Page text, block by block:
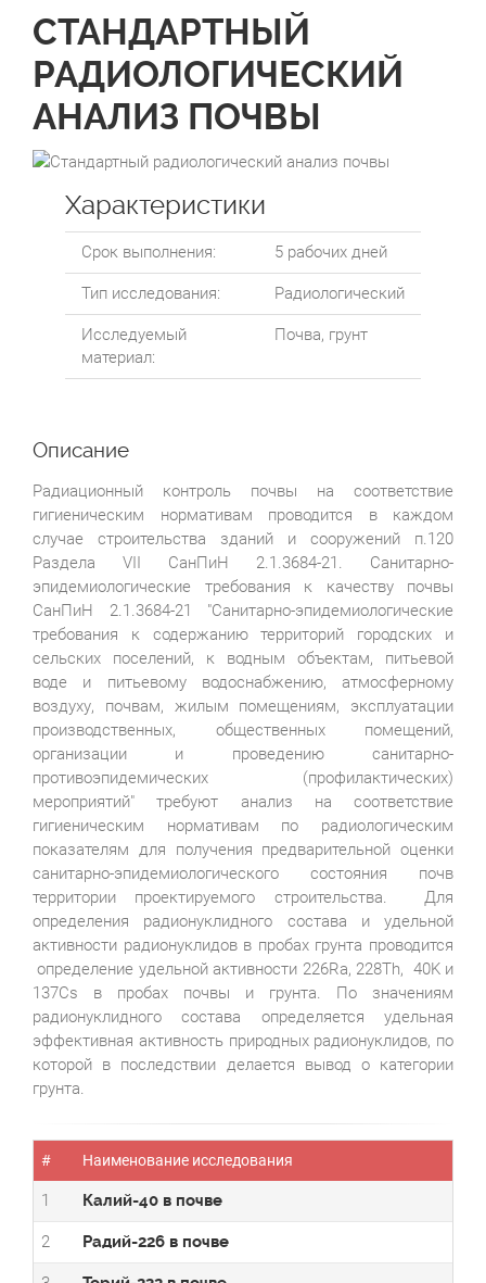
СТАНДАРТНЫЙ
РАДИОЛОГИЧЕСКИЙ
АНАЛИЗ ПОЧВЫ
Характеристики
Срок выполнения: 5 рабочих дней
Тип исследования: Радиологический
Исследуемый
материал:
Почва, грунт
Описание
Радиационный контроль почвы на соответствие
гигиеническим нормативам проводится в каждом
случае строительства зданий и сооружений п.120
Раздела VII СанПиН 2.1.3684-21. Санитарно-
эпидемиологические требования к качеству почвы
СанПиН 2.1.3684-21 "Санитарно-эпидемиологические
требования к содержанию территорий городских и
сельских поселений, к водным объектам, питьевой
воде и питьевому водоснабжению, атмосферному
воздуху, почвам, жилым помещениям, эксплуатации
производственных, общественных помещений,
организации и проведению санитарно-
противоэпидемических (профилактических)
мероприятий" требуют анализ на соответствие
гигиеническим нормативам по радиологическим
показателям для получения предварительной оценки
санитарно-эпидемиологического состояния почв
территории проектируемого строительства. Для
определения радионуклидного состава и удельной
активности радионуклидов в пробах грунта проводится
определение удельной активности 226Ra, 228Th, 40K и
137Cs в пробах почвы и грунта. По значениям
радионуклидного состава определяется удельная
эффективная активность природных радионуклидов, по
которой в последствии делается вывод о категории
грунта.
# Наименование исследования
1 Калий-40 в почве
2 Радий-226 в почве